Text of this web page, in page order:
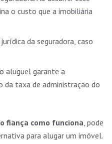
o custo que a imobiliária
da seguradora, caso
aluguel garante a
da taxa de administração do
fiança como funciona , pode
para alugar um imóvel.